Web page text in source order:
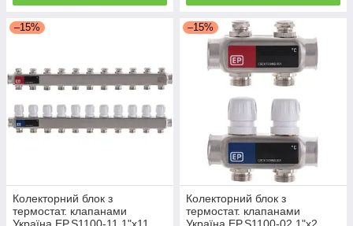
–15%
Колекторний блок з
термостат. клапанами
–15%
Колекторний блок з
термостат. клапанами